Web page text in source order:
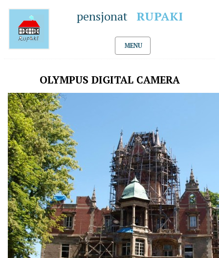
pensjonat RUPAKI
MENU
OLYMPUS DIGITAL CAMERA